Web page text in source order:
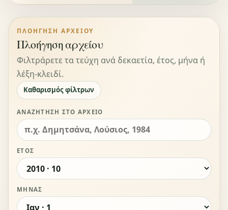
ΠΛΟΉΓΗΣΗ ΑΡΧΕΊΟΥ
Πλοήγηση αρχείου
Φιλτράρετε τα τεύχη ανά δεκαετία, έτος, μήνα ή
λέξη-κλειδί.
Καθαρισμός φίλτρων
ΑΝΑΖΉΤΗΣΗ ΣΤΟ ΑΡΧΕΊΟ
ΈΤΟΣ
ΜΉΝΑΣ